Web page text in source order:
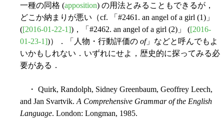
一種の同格 (apposition) の用法とみることもできるが，
どこか納まりが悪い（cf. 「#2461. an angel of a girl (1)」
([2016-01-22-1])，「#2462. an angel of a girl (2)」 ([2016-
01-23-1])）．「人物・行動評価の of」などと呼んでもよ
いかもしれない．いずれにせよ，歴史的に探ってみる必
要がある．
・ Quirk, Randolph, Sidney Greenbaum, Geoffrey Leech,
and Jan Svartvik. A Comprehensive Grammar of the English
Language. London: Longman, 1985.